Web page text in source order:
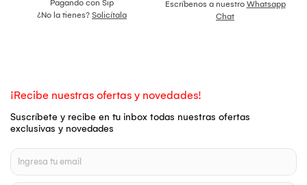
Pagando con Sip
¿No la tienes? Solicítala
Escríbenos a nuestro Whatsapp
Chat
¡Recibe nuestras ofertas y novedades!
Suscríbete y recibe en tu inbox todas nuestras ofertas
exclusivas y novedades